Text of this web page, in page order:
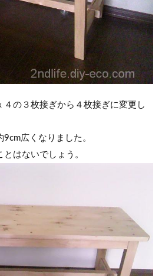
４の３枚接ぎから４枚接ぎに変更し
広くなりました。
はないでしょう。